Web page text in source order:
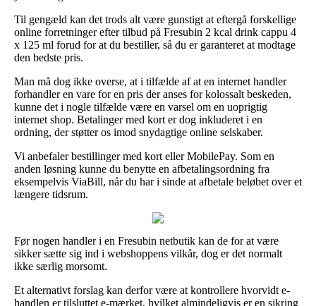
Til gengæld kan det trods alt være gunstigt at eftergå forskellige
online forretninger efter tilbud på Fresubin 2 kcal drink cappu 4
x 125 ml forud for at du bestiller, så du er garanteret at modtage
den bedste pris.
Man må dog ikke overse, at i tilfælde af at en internet handler
forhandler en vare for en pris der anses for kolossalt beskeden,
kunne det i nogle tilfælde være en varsel om en uoprigtig
internet shop. Betalinger med kort er dog inkluderet i en
ordning, der støtter os imod snydagtige online selskaber.
Vi anbefaler bestillinger med kort eller MobilePay. Som en
anden løsning kunne du benytte en afbetalingsordning fra
eksempelvis ViaBill, når du har i sinde at afbetale beløbet over et
længere tidsrum.
Før nogen handler i en Fresubin netbutik kan de for at være
sikker sætte sig ind i webshoppens vilkår, dog er det normalt
ikke særlig morsomt.
Et alternativt forslag kan derfor være at kontrollere hvorvidt e-
handlen er tilsluttet e-mærket, hvilket almindeligvis er en sikring